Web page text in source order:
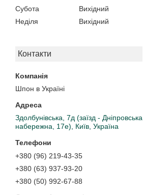
Субота
Вихідний
Неділя
Вихідний
Контакти
Шпон в Україні
Здолбунівська, 7д (заїзд - Дніпровська
набережна, 17е), Київ, Україна
+380 (96) 219-43-35
+380 (63) 937-93-20
+380 (50) 992-67-88